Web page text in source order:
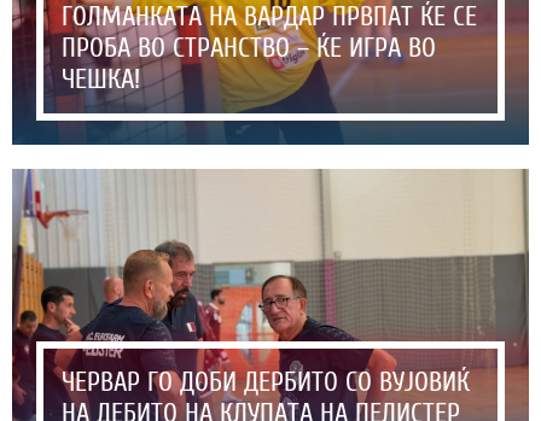
ГОЛМАНКАТА НА ВАРДАР ПРВПАТ ЌЕ СЕ
ПРОБА ВО СТРАНСТВО – ЌЕ ИГРА ВО
ЧЕШКА!
ЧЕРВАР ГО ДОБИ ДЕРБИТО СО ВУЈОВИЌ
НА ДЕБИТО НА КЛУПАТА НА ПЕЛИСТЕР